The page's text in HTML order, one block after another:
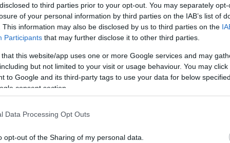
to third parties prior to your opt-out. You may separately
of your personal information by third parties on the IAB’s list of
This information may also be disclosed by us to third parties on the
Participants that may further disclose it to other third parties.
that this website/app uses one or more Google services and may
but not limited to your visit or usage behaviour. You may
to Google and its third-party tags to use your data for below
consent section.
Data Processing Opt Outs
opt-out of the Sharing of my personal data.
καθεστώς των νησιών κατά παράβαση των δεόντως
παραβίαση, αλλά βλάπτουν και τις γειτονικές και
μεταξύ των συμμάχων του ΝΑΤΟ ενόψει των
Ελλάδας, οι οποίες δεν εξυπηρετούν τον πραγματικό
περιοχή μας, και ότι λαμβάνουμε όλα τα απαραίτητα
κυκλοφοριακό - Τι είπε για τις έξυπνες κάμερες